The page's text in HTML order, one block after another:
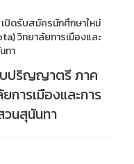
เปิดรับสมัครนักศึกษาใหม่
วิทยาลัยการเมืองและ
ทา
บปริญญาตรี ภาค
ารเมืองและการ
นสุนันทา